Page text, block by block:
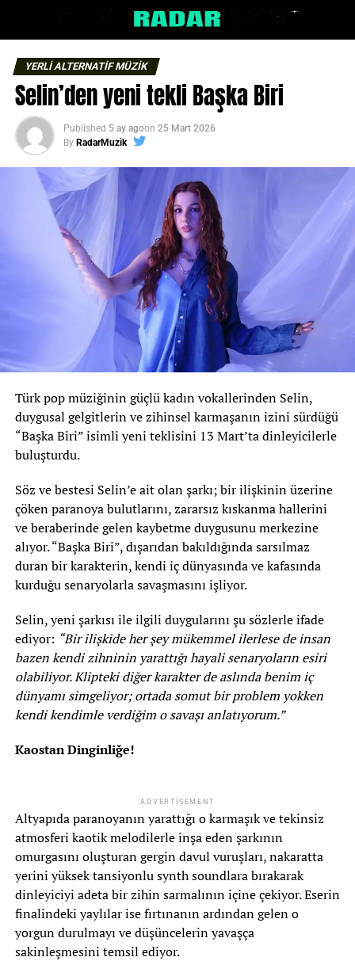
YERLİ ALTERNATİF MÜZİK
Selin’den yeni tekli Başka Biri
Published 5 ay agoon 25 Mart 2026
By RadarMuzik
Türk pop müziğinin güçlü kadın vokallerinden Selin,
duygusal gelgitlerin ve zihinsel karmaşanın izini sürdüğü
“Başka Biri” isimli yeni teklisini 13 Mart’ta dinleyicilerle
buluşturdu.
Söz ve bestesi Selin’e ait olan şarkı; bir ilişkinin üzerine
çöken paranoya bulutlarını, zararsız kıskanma hallerini
ve beraberinde gelen kaybetme duygusunu merkezine
alıyor. “Başka Biri”, dışarıdan bakıldığında sarsılmaz
duran bir karakterin, kendi iç dünyasında ve kafasında
kurduğu senaryolarla savaşmasını işliyor.
Selin, yeni şarkısı ile ilgili duygularını şu sözlerle ifade
ediyor: “Bir ilişkide her şey mükemmel ilerlese de insan
bazen kendi zihninin yarattığı hayali senaryoların esiri
olabiliyor. Klipteki diğer karakter de aslında benim iç
dünyamı simgeliyor; ortada somut bir problem yokken
kendi kendimle verdiğim o savaşı anlatıyorum.”
Kaostan Dinginliğe!
ADVERTISEMENT
Altyapıda paranoyanın yarattığı o karmaşık ve tekinsiz
atmosferi kaotik melodilerle inşa eden şarkının
omurgasını oluşturan gergin davul vuruşları, nakaratta
yerini yüksek tansiyonlu synth soundlara bırakarak
dinleyiciyi adeta bir zihin sarmalının içine çekiyor. Eserin
finalindeki yaylılar ise fırtınanın ardından gelen o
yorgun durulmayı ve düşüncelerin yavaşça
sakinleşmesini temsil ediyor.